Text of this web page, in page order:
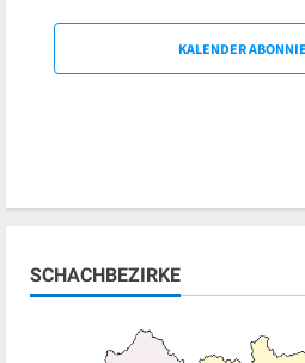
KALENDER
SCHACHBEZIRKE